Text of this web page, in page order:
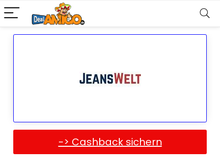
-> Cashback sichern